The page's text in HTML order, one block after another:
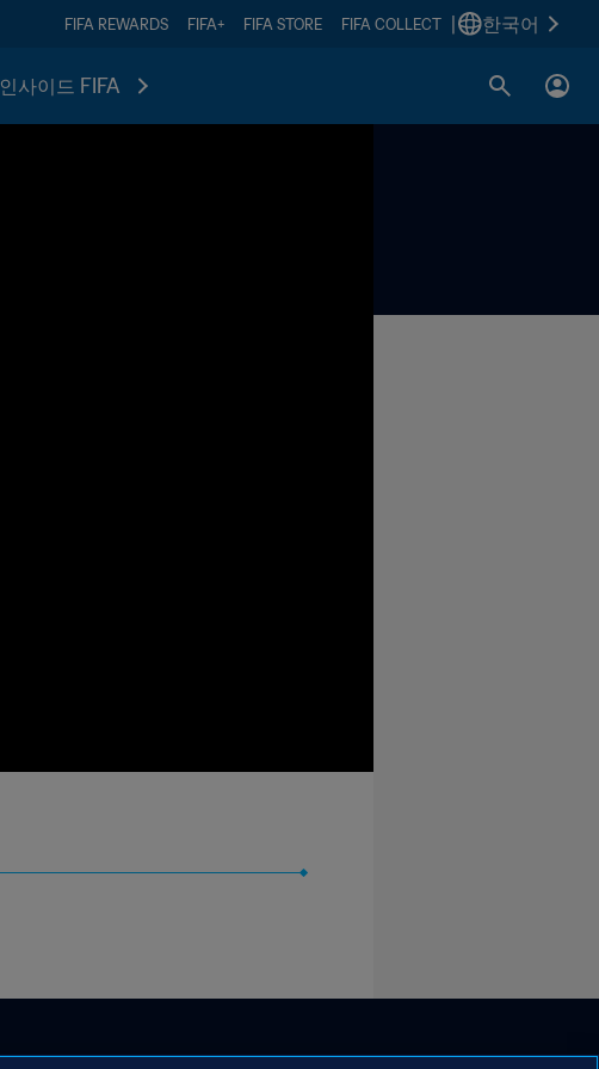
FIFA REWARDS FIFA+ FIFA STORE FIFA COLLECT 한국어
인사이드 FIFA